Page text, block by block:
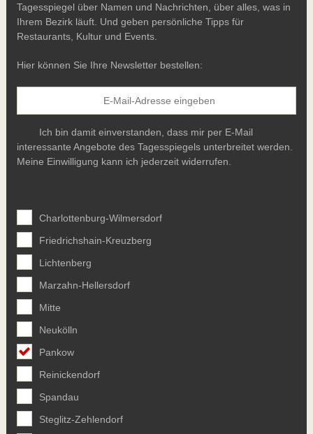
Tagesspiegel über Namen und Nachrichten, über alles, was in
Ihrem Bezirk läuft. Und geben persönliche Tipps für
Restaurants, Kultur und Events.
Hier können Sie Ihre Newsletter bestellen:
Ich bin damit einverstanden, dass mir per E-Mail
interessante Angebote des Tagesspiegels unterbreitet werden.
Meine Einwilligung kann ich jederzeit widerrufen.
Charlottenburg-Wilmersdorf
Friedrichshain-Kreuzberg
Lichtenberg
Marzahn-Hellersdorf
Mitte
Neukölln
Pankow
Reinickendorf
Spandau
Steglitz-Zehlendorf